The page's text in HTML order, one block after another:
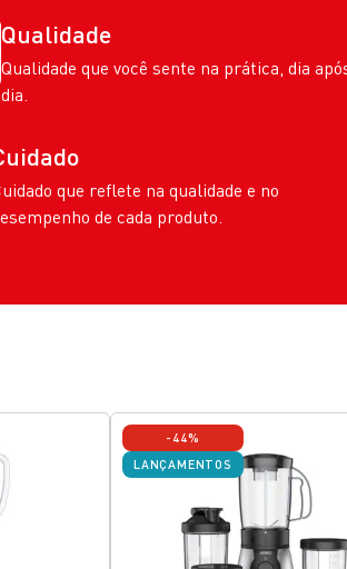
Qualidade
Qualidade que você sente na prática, dia
dia.
que reflete na qualidade e no
de cada produto.
-44%
LANÇAMENTOS